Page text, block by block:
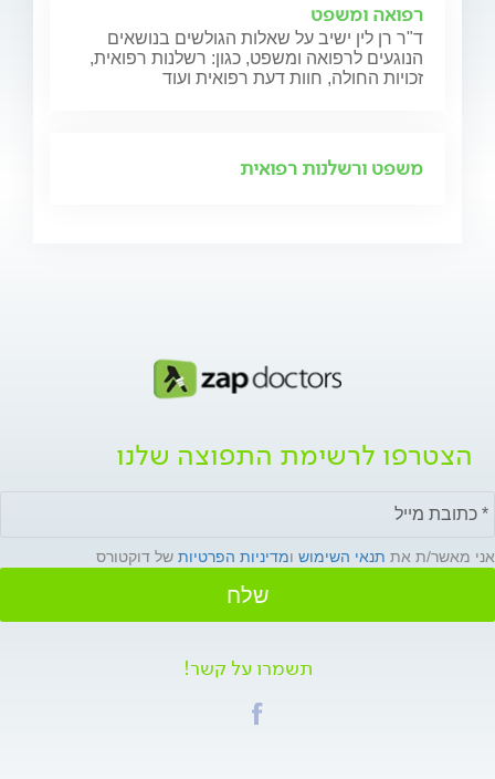
רפואה ומשפט
ד"ר רן לין ישיב על שאלות הגולשים בנושאים
הנוגעים לרפואה ומשפט, כגון: רשלנות רפואית,
זכויות החולה, חוות דעת רפואית ועוד
משפט ורשלנות רפואית
הצטרפו לרשימת התפוצה שלנו
אני מאשר/ת את תנאי השימוש ומדיניות הפרטיות של דוקטורס
שלח
תשמרו על קשר!